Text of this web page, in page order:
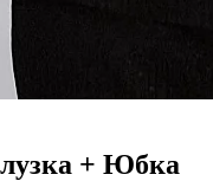
+ Юбка